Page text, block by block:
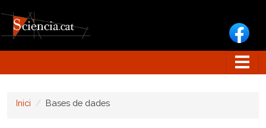
Inici Bases de dades